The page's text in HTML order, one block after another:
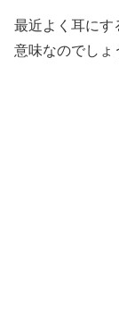
最近よく耳にす
意味なのでしょ